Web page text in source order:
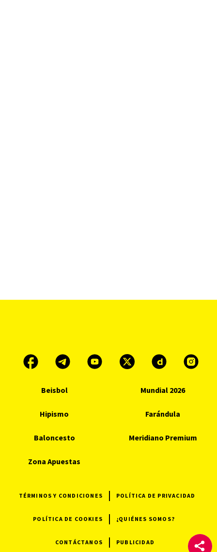
Beisbol Mundial 2026
Hipismo Farándula
Baloncesto Meridiano Premium
Zona Apuestas
TÉRMINOS Y CONDICIONES POLÍTICA DE PRIVACIDAD
POLÍTICA DE COOKIES ¿QUIÉNES SOMOS?
CONTÁCTANOS PUBLICIDAD